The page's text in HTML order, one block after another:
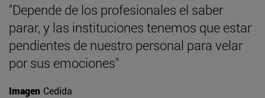
"Depende de los profesionales el saber
parar, y las instituciones tenemos que estar
pendientes de nuestro personal para velar
por sus emociones"
Imagen Cedida